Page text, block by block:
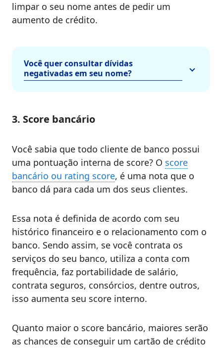
limpar o seu nome antes de pedir um
aumento de crédito.
Você quer consultar dívidas
negativadas em seu nome?
3. Score bancário
Você sabia que todo cliente de banco possui
uma pontuação interna de score? O score
bancário ou rating score, é uma nota que o
banco dá para cada um dos seus clientes.
Essa nota é definida de acordo com seu
histórico financeiro e o relacionamento com o
banco. Sendo assim, se você contrata os
serviços do seu banco, utiliza a conta com
frequência, faz portabilidade de salário,
contrata seguros, consórcios, dentre outros,
isso aumenta seu score interno.
Quanto maior o score bancário, maiores serão
as chances de conseguir um cartão de crédito